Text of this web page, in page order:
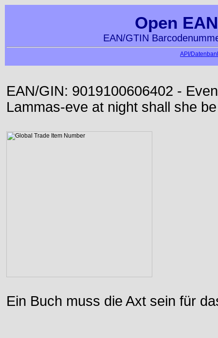
Open
EAN/GTIN
API/
EAN/GIN: 9019100606402 -
Lammas-eve at night shall she
Ein Buch muss die Axt sein für